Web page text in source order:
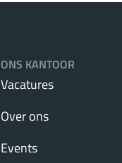
ONS KANTOOR
Vacatures
Over ons
Events